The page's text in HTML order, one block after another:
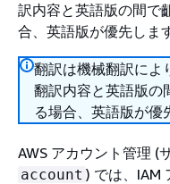
訳内容と英語版の間で
合、英語版が優先しま
翻訳は機械翻訳によ
翻訳内容と英語版の
る場合、英語版が優
AWS アカウント管理 (
account ) では、IAM